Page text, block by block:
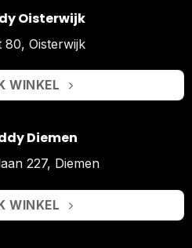
Oisterwijk
80, Oisterwijk
WINKEL
Diemen
227, Diemen
WINKEL